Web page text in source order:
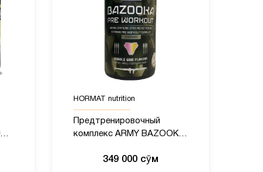
HORMAT nutrition
Предтренировочный
комплекс ARMY BAZOOKA
380 гр пищвая добавка
349 000 сӯм